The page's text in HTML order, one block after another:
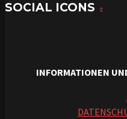
SOCIAL ICONS
INFORMATIONEN